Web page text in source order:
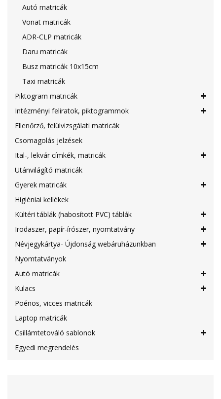
Autó matricák
Vonat matricák
ADR-CLP matricák
Daru matricák
Busz matricák 10x15cm
Taxi matricák
Piktogram matricák
Intézményi feliratok, piktogrammok
Ellenőrző, felülvizsgálati matricák
Csomagolás jelzések
Ital-, lekvár címkék, matricák
Utánvilágító matricák
Gyerek matricák
Higiéniai kellékek
Kültéri táblák (habosított PVC) táblák
Irodaszer, papír-írószer, nyomtatvány
Névjegykártya- Újdonság webáruházunkban
Nyomtatványok
Autó matricák
Kulacs
Poénos, vicces matricák
Laptop matricák
Csillámtetováló sablonok
Egyedi megrendelés